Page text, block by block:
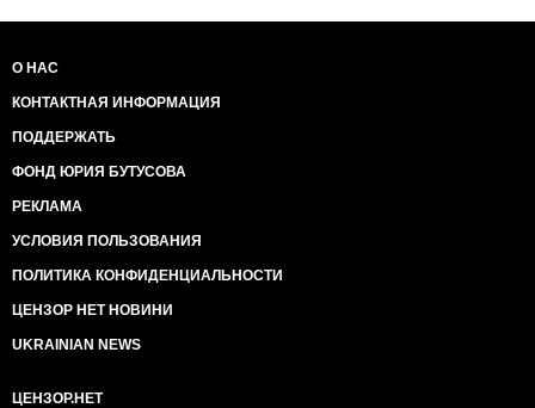
О НАС
КОНТАКТНАЯ ИНФОРМАЦИЯ
ПОДДЕРЖАТЬ
ФОНД ЮРИЯ БУТУСОВА
РЕКЛАМА
УСЛОВИЯ ПОЛЬЗОВАНИЯ
ПОЛИТИКА КОНФИДЕНЦИАЛЬНОСТИ
ЦЕНЗОР НЕТ НОВИНИ
UKRAINIAN NEWS
ЦЕНЗОР.НЕТ